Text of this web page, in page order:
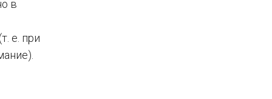
в
е. при